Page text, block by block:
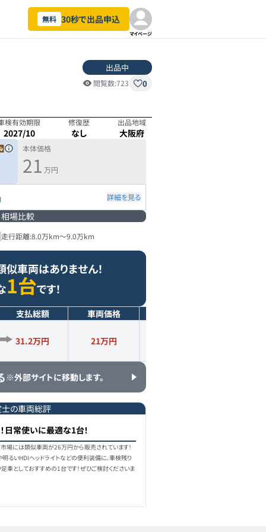
無料 30秒で出品申込
マイページ
出品中
閲覧数:723 0
検有効期限
2027/10
修復歴
なし
出品地域
大阪府
本体価格
21 万円
詳細を見る
相場比較
走行距離:8.0万km～9.0万km
車両はありません！
1台です！
支払総額 車両価格
31.2万円 21万円
※外部サイトに移動します。
の車両総評
日常使いに最適な1台！
場には類似車両が26万円から販売されています！
るいHDIヘッドライトなどの便利装備に、車検残り
車としておすすめの1台です！ぜひご検討くださいま